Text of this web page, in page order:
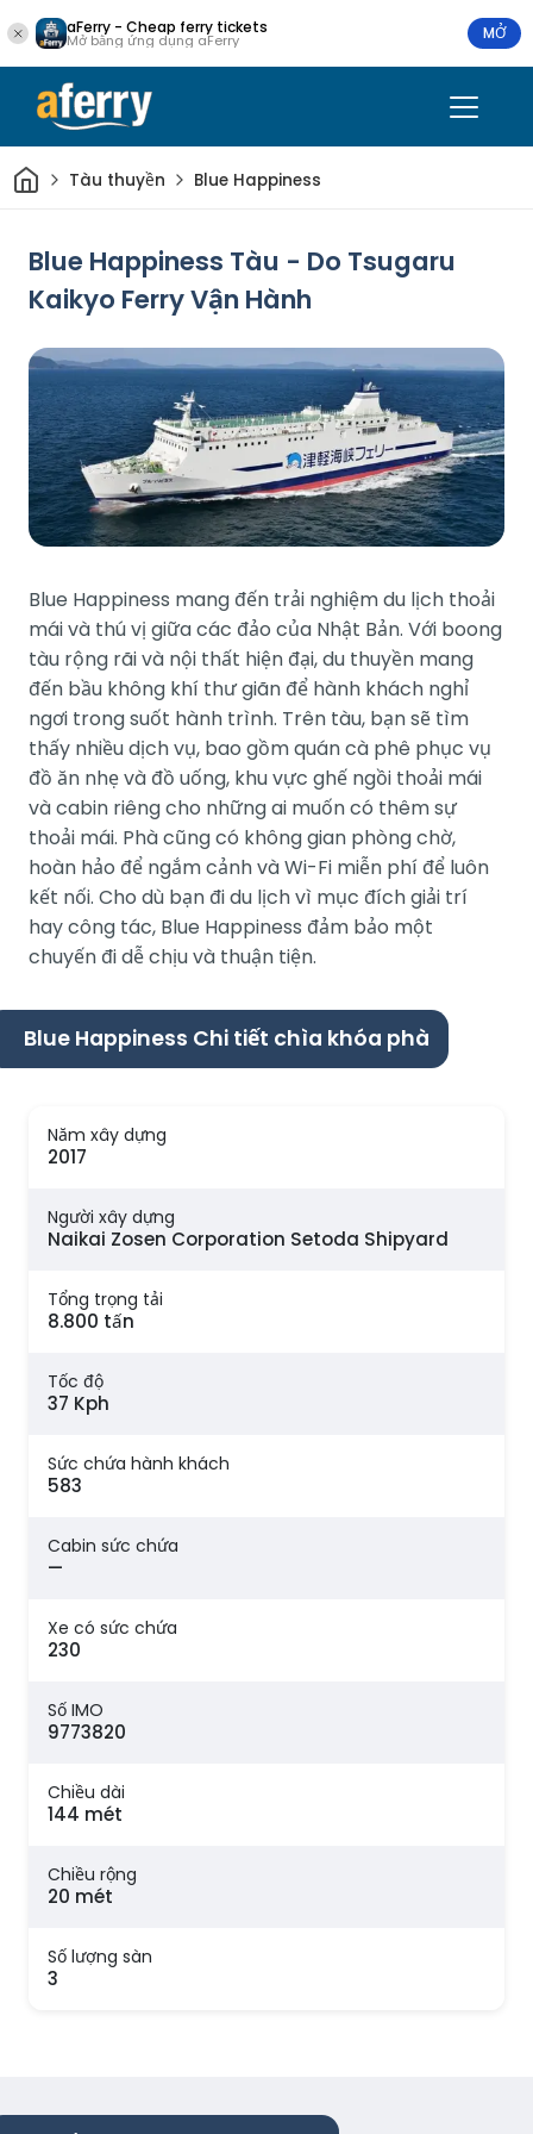
aFerry - Cheap ferry tickets
Mở bằng ứng dụng aFerry MỞ
Trang chủ
Tàu thuyền Blue Happiness
Blue Happiness Tàu - Do Tsugaru
Kaikyo Ferry Vận Hành
Blue Happiness mang đến trải nghiệm du lịch thoải
mái và thú vị giữa các đảo của Nhật Bản. Với boong
tàu rộng rãi và nội thất hiện đại, du thuyền mang
đến bầu không khí thư giãn để hành khách nghỉ
ngơi trong suốt hành trình. Trên tàu, bạn sẽ tìm
thấy nhiều dịch vụ, bao gồm quán cà phê phục vụ
đồ ăn nhẹ và đồ uống, khu vực ghế ngồi thoải mái
và cabin riêng cho những ai muốn có thêm sự
thoải mái. Phà cũng có không gian phòng chờ,
hoàn hảo để ngắm cảnh và Wi-Fi miễn phí để luôn
kết nối. Cho dù bạn đi du lịch vì mục đích giải trí
hay công tác, Blue Happiness đảm bảo một
chuyến đi dễ chịu và thuận tiện.
Blue Happiness Chi tiết chìa khóa phà
Năm xây dựng
2017
Người xây dựng
Naikai Zosen Corporation Setoda Shipyard
Tổng trọng tải
8.800 tấn
Tốc độ
37 Kph
Sức chứa hành khách
583
Cabin sức chứa
—
Xe có sức chứa
230
Số IMO
9773820
Chiều dài
144 mét
Chiều rộng
20 mét
Số lượng sàn
3